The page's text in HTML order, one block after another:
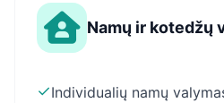
Namų ir kotedžų
✓Individualių namų